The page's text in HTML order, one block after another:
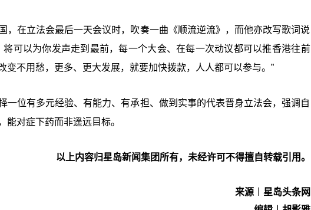
，在立法会最后一天会议时，吹奏一曲《顺流逆流》，而他亦改写歌词说
可以为你发声走到最前，每一个大会、在每一次动议都可以推香港往前
不用愁，更多、更大发展，就要加快拨款，人人都可以参与。”
一位有多元经验、有能力、有承担、做到实事的代表晋身立法会，强调自
对症下药而非遥远目标。
以上内容归星岛新闻集团所有，未经许可不得擅自转载引用。
来源︱星岛头条网